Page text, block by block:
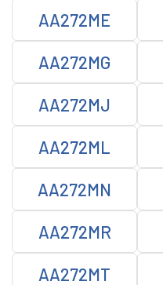
AA272ME
AA272MG
AA272MJ
AA272ML
AA272MN
AA272MR
AA272MT